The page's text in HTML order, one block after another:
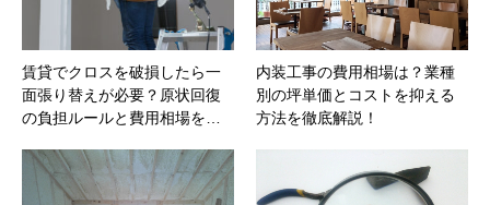
賃貸でクロスを破損したら一
面張り替えが必要？原状回復
の負担ルールと費用相場を…
内装工事の費用相場は？業種
別の坪単価とコストを抑える
方法を徹底解説！